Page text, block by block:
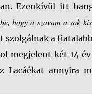
Ezenkívül itt
hogy a szavam a sok
a
megjelent két 14
Lacáékat annyira